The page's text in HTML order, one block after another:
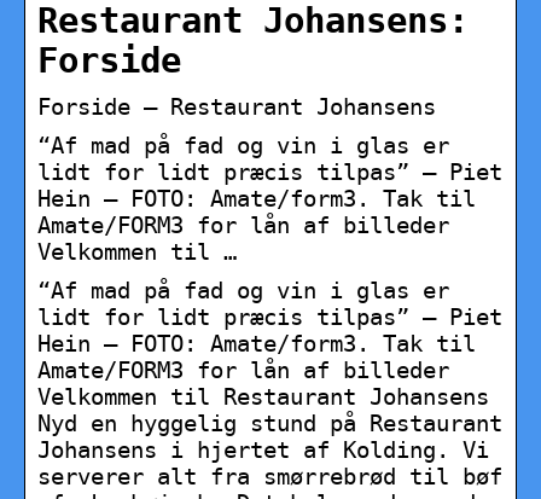
Restaurant Johansens:
Forside
Forside – Restaurant Johansens
“Af mad på fad og vin i glas er
lidt for lidt præcis tilpas” – Piet
Hein – FOTO: Amate/form3. Tak til
Amate/FORM3 for lån af billeder
Velkommen til …
“Af mad på fad og vin i glas er
lidt for lidt præcis tilpas” – Piet
Hein – FOTO: Amate/form3. Tak til
Amate/FORM3 for lån af billeder
Velkommen til Restaurant Johansens
Nyd en hyggelig stund på Restaurant
Johansens i hjertet af Kolding. Vi
serverer alt fra smørrebrød til bøf